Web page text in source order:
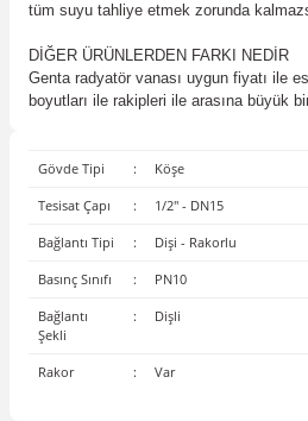
tüm suyu tahliye etmek zorunda
DİĞER ÜRÜNLERDEN FARKI NEDİR
Genta radyatör vanası uygun fiyatı ile
boyutları ile rakipleri ile arasına büyük
Gövde Tipi : Köşe
Tesisat Çapı : 1/2'' - DN15
Bağlantı Tipi : Dişi - Rakorlu
Basınç Sınıfı : PN10
Bağlantı
Şekli
: Dişli
Rakor : Var